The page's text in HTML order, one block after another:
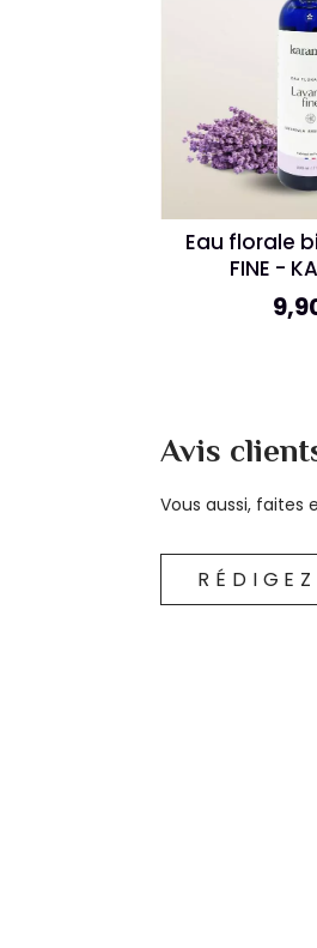
Eau florale
FINE -
Avis
Vous aussi, faites